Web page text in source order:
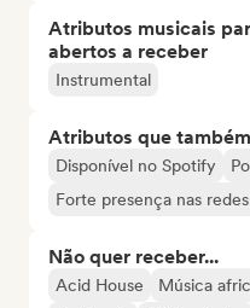
Atributos musicais
abertos a receber
Instrumental
Atributos que
Disponível no Spotify
Forte presença nas
Não quer receber...
Acid House Música